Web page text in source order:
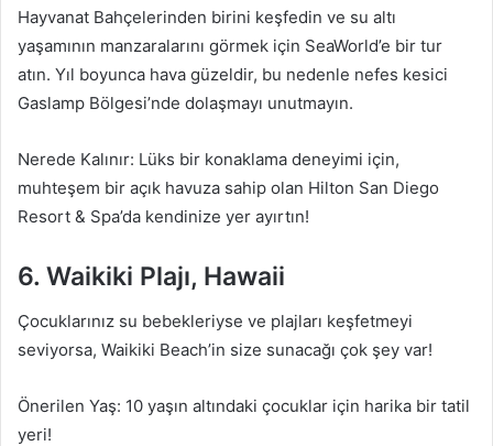
Hayvanat Bahçelerinden birini keşfedin ve su altı
yaşamının manzaralarını görmek için SeaWorld’e bir tur
atın. Yıl boyunca hava güzeldir, bu nedenle nefes kesici
Gaslamp Bölgesi’nde dolaşmayı unutmayın.
Nerede Kalınır: Lüks bir konaklama deneyimi için,
muhteşem bir açık havuza sahip olan Hilton San Diego
Resort & Spa’da kendinize yer ayırtın!
6. Waikiki Plajı, Hawaii
Çocuklarınız su bebekleriyse ve plajları keşfetmeyi
seviyorsa, Waikiki Beach’in size sunacağı çok şey var!
Önerilen Yaş: 10 yaşın altındaki çocuklar için harika bir tatil
yeri!